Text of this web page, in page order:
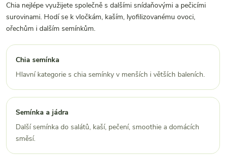
Chia nejlépe využijete společně s dalšími snídaňovými a pečicími
surovinami. Hodí se k vločkám, kaším, lyofilizovanému ovoci,
ořechům i dalším semínkům.
Chia semínka
Hlavní kategorie s chia semínky v menších i větších baleních.
Semínka a jádra
Další semínka do salátů, kaší, pečení, smoothie a domácích
směsí.